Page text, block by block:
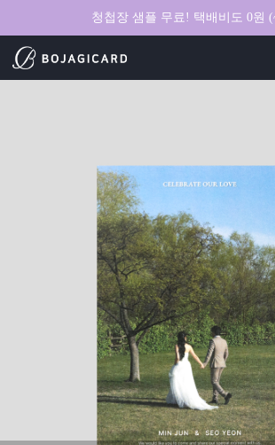
청첩장 샘플 무료! 택배비도 0원